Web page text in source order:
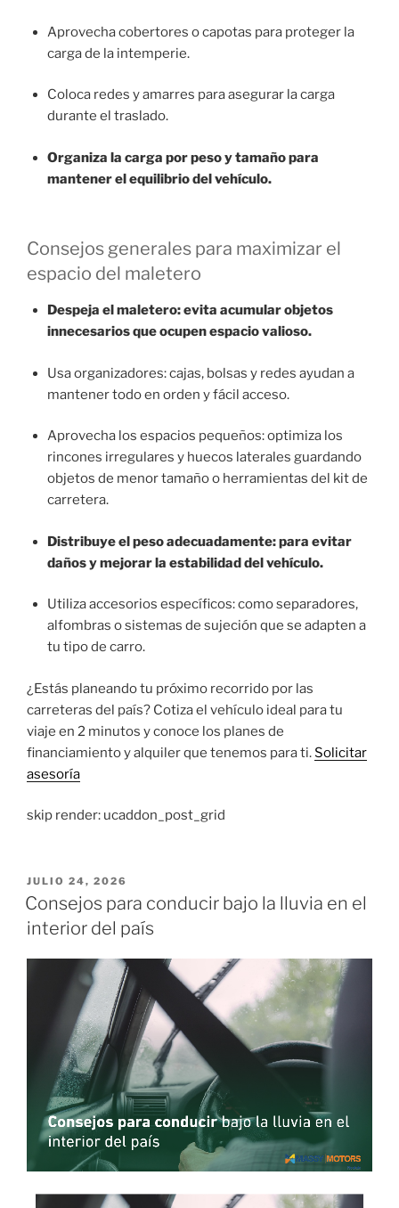
Aprovecha cobertores o capotas para proteger la
carga de la intemperie.
Coloca redes y amarres para asegurar la carga
durante el traslado.
Organiza la carga por peso y tamaño para
mantener el equilibrio del vehículo.
Consejos generales para maximizar el
espacio del maletero
Despeja el maletero: evita acumular objetos
innecesarios que ocupen espacio valioso.
Usa organizadores: cajas, bolsas y redes ayudan a
mantener todo en orden y fácil acceso.
Aprovecha los espacios pequeños: optimiza los
rincones irregulares y huecos laterales guardando
objetos de menor tamaño o herramientas del kit de
carretera.
Distribuye el peso adecuadamente: para evitar
daños y mejorar la estabilidad del vehículo.
Utiliza accesorios específicos: como separadores,
alfombras o sistemas de sujeción que se adapten a
tu tipo de carro.
¿Estás planeando tu próximo recorrido por las
carreteras del país? Cotiza el vehículo ideal para tu
viaje en 2 minutos y conoce los planes de
financiamiento y alquiler que tenemos para ti.Solicitar
asesoría
skip render: ucaddon_post_grid
JULIO 24, 2026
Consejos para conducir bajo la lluvia en el
interior del país